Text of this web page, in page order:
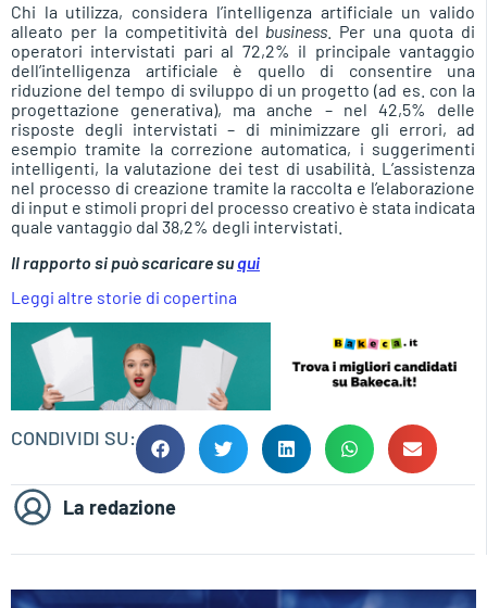
Chi la utilizza, considera l’intelligenza artificiale un valido
alleato per la competitività del business . Per una quota di
operatori intervistati pari al 72,2% il principale vantaggio
dell’intelligenza artificiale è quello di consentire una
riduzione del tempo di sviluppo di un progetto (ad es. con la
progettazione generativa), ma anche – nel 42,5% delle
risposte degli intervistati – di minimizzare gli errori, ad
esempio tramite la correzione automatica, i suggerimenti
intelligenti, la valutazione dei test di usabilità. L’assistenza
nel processo di creazione tramite la raccolta e l’elaborazione
di input e stimoli propri del processo creativo è stata indicata
quale vantaggio dal 38,2% degli intervistati.
Il rapporto si può scaricare su qui
Leggi altre storie di copertina
CONDIVIDI SU:
La redazione